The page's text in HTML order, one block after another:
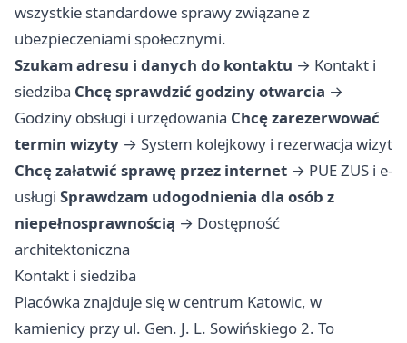
wszystkie standardowe sprawy związane z
ubezpieczeniami społecznymi.
Szukam adresu i danych do kontaktu → Kontakt i
siedziba Chcę sprawdzić godziny otwarcia →
Godziny obsługi i urzędowania Chcę zarezerwować
termin wizyty → System kolejkowy i rezerwacja wizyt
Chcę załatwić sprawę przez internet → PUE ZUS i e-
usługi Sprawdzam udogodnienia dla osób z
niepełnosprawnością → Dostępność
architektoniczna
Kontakt i siedziba
Placówka znajduje się w centrum Katowic, w
kamienicy przy ul. Gen. J. L. Sowińskiego 2. To